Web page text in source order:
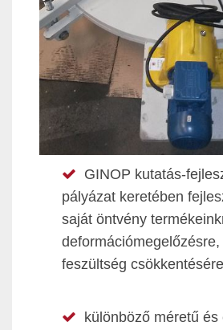
GINOP kutatás-
pályázat keretében
saját öntvény
feszültség csökkentésére
különböző méretű és